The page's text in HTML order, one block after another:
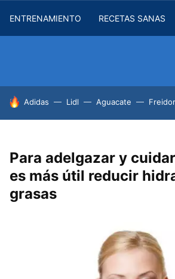
ENTRENAMIENTO RECETAS SANAS
HOY SE HABLA DE
Adidas Lidl Aguacate
Para adelgazar y
es más útil reducir
grasas